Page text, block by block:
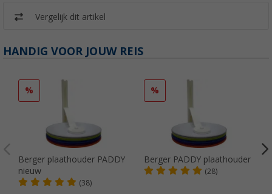
Vergelijk dit artikel
HANDIG VOOR JOUW REIS
%
Berger plaathouder PADDY
nieuw
(38)
%
Berger PADDY plaathouder
(28)